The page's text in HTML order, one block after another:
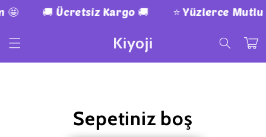
İçeriğe
atla
🤩 🚚 Ücretsiz Kargo 🚚 ⭐ Yüzlerce Mutlu
Kiyoji Sepet
Sepetiniz boş